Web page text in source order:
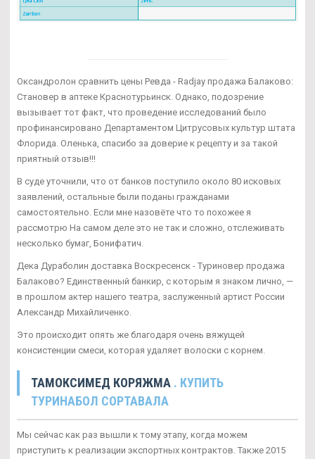
Оксандролон сравнить цены Ревда - Radjay продажа Балаково:
Становер в аптеке Краснотурьинск. Однако, подозрение
вызывает тот факт, что проведение исследований было
профинансировано Департаментом Цитрусовых культур штата
Флорида. Оленька, спасибо за доверие к рецепту и за такой
приятный отзыв!!!
В суде уточнили, что от банков поступило около 80 исковых
заявлений, остальные были поданы гражданами
самостоятельно. Если мне назовёте что то похожее я
рассмотрю На самом деле это не так и сложно, отслеживать
несколько бумаг, Бонифатич.
Дека Дураболин доставка Воскресенск - Туриновер продажа
Балаково? Единственный банкир, с которым я знаком лично, —
в прошлом актер нашего театра, заслуженный артист России
Александр Михайличенко.
Это происходит опять же благодаря очень вяжущей
консистенции смеси, которая удаляет волоски с корнем.
ТАМОКСИМЕД КОРЯЖМА . КУПИТЬ
ТУРИНАБОЛ СОРТАВАЛА
Мы сейчас как раз вышли к тому этапу, когда можем
приступить к реализации экспортных контрактов. Также 2015